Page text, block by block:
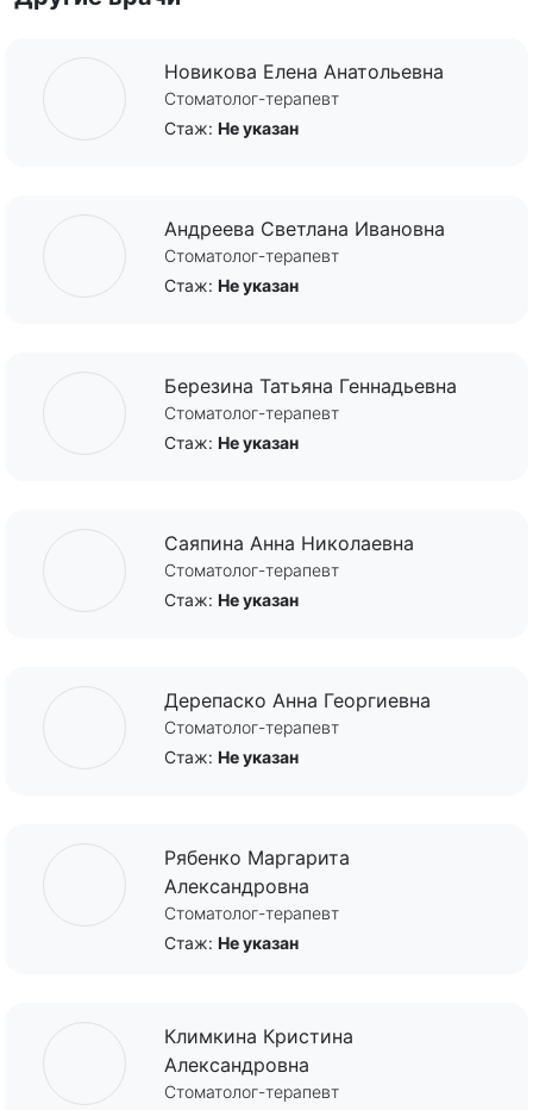
Новикова Елена Анатольевна
Стоматолог-терапевт
Стаж: Не указан
Андреева Светлана Ивановна
Стоматолог-терапевт
Стаж: Не указан
Березина Татьяна Геннадьевна
Стоматолог-терапевт
Стаж: Не указан
Саяпина Анна Николаевна
Стоматолог-терапевт
Стаж: Не указан
Дерепаско Анна Георгиевна
Стоматолог-терапевт
Стаж: Не указан
Рябенко Маргарита
Александровна
Стоматолог-терапевт
Стаж: Не указан
Климкина Кристина
Александровна
Стоматолог-терапевт